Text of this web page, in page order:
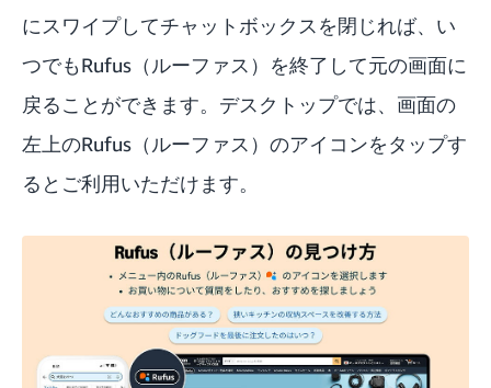
にスワイプしてチャットボックスを閉じれば、い
つでもRufus（ルーファス）を終了して元の画面に
戻ることができます。デスクトップでは、画面の
左上のRufus（ルーファス）のアイコンをタップす
るとご利用いただけます。